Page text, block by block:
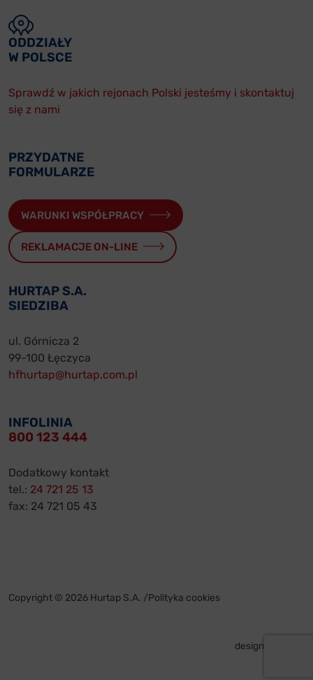
ODDZIAŁY
W POLSCE
Sprawdź w jakich rejonach Polski jesteśmy i skontaktuj
się z nami
PRZYDATNE
FORMULARZE
WARUNKI WSPÓŁPRACY
REKLAMACJE ON-LINE
HURTAP S.A.
SIEDZIBA
ul. Górnicza 2
99-100 Łęczyca
hfhurtap@hurtap.com.pl
INFOLINIA
800 123 444
Dodatkowy kontakt
tel.: 24 721 25 13
fax: 24 721 05 43
Copyright © 2026 Hurtap S.A. /Polityka cookies
design by